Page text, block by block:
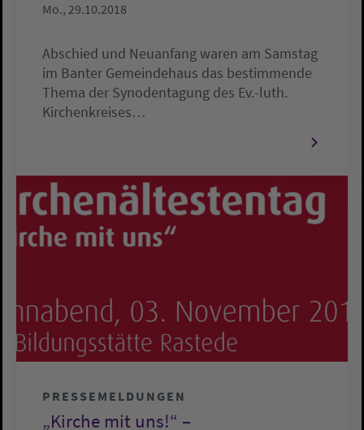
Mo., 29.10.2018
Abschied und Neuanfang waren am Samstag
im Banter Gemeindehaus das bestimmende
Thema der Synodentagung des Ev.-luth.
Kirchenkreises…
PRESSEMELDUNGEN
„Kirche mit uns!“ –